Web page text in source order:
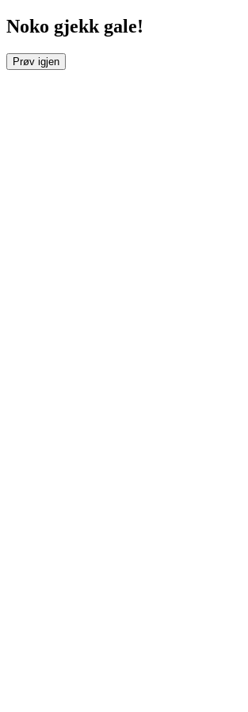
Noko gjekk gale!
Prøv igjen